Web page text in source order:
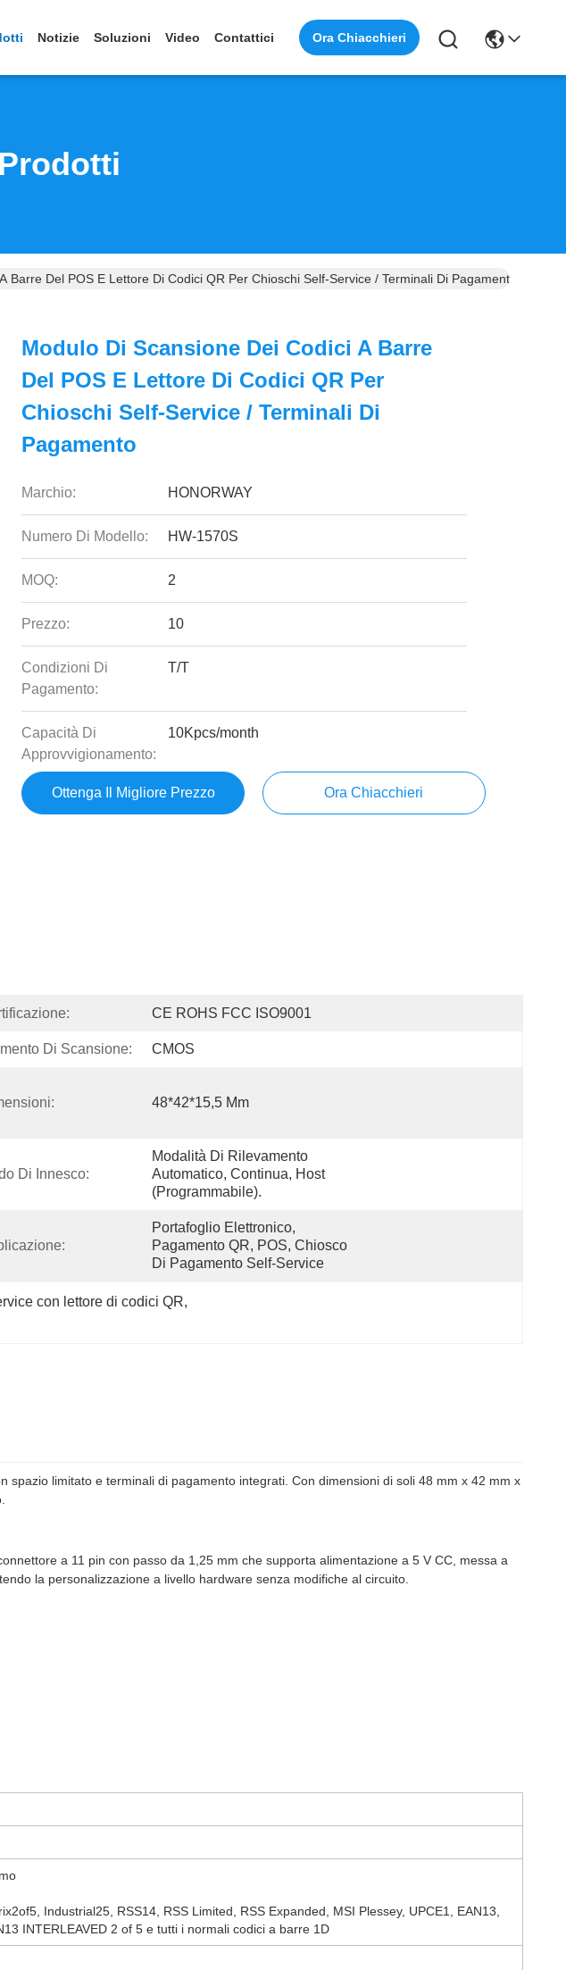
Notizie Soluzioni Video Contattici Ora Chiacchieri
Barre Del POS E Lettore Di Codici QR Per Chioschi Self-Service / Terminali Di Pagamento
Modulo Di Scansione Dei Codici A Barre
Del POS E Lettore Di Codici QR Per
Chioschi Self-Service / Terminali Di
Pagamento
Marchio: HONORWAY
Numero Di Modello: HW-1570S
MOQ: 2
Prezzo: 10
Condizioni Di
Pagamento:
T/T
Capacità Di
Approvvigionamento:
10Kpcs/month
Ottenga Il Migliore Prezzo Ora Chiacchieri
CE ROHS FCC ISO9001
Di Scansione: CMOS
48*42*15,5 Mm
Di Innesco:
Modalità Di Rilevamento
Automatico, Continua, Host
(programmabile).
Portafoglio Elettronico,
Pagamento QR, POS, Chiosco
Di Pagamento Self-Service
con lettore di codici QR,
limitato e terminali di pagamento integrati. Con dimensioni di soli 48 mm x 42 mm x
a 11 pin con passo da 1,25 mm che supporta alimentazione a 5 V CC, messa a
la personalizzazione a livello hardware senza modifiche al circuito.
Industrial25, RSS14, RSS Limited, RSS Expanded, MSI Plessey, UPCE1, EAN13,
INTERLEAVED 2 of 5 e tutti i normali codici a barre 1D